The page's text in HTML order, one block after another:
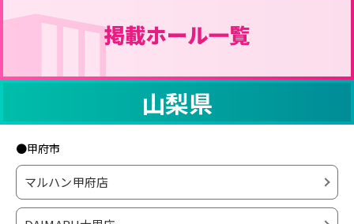
山梨県
●甲府市
マルハン甲府店